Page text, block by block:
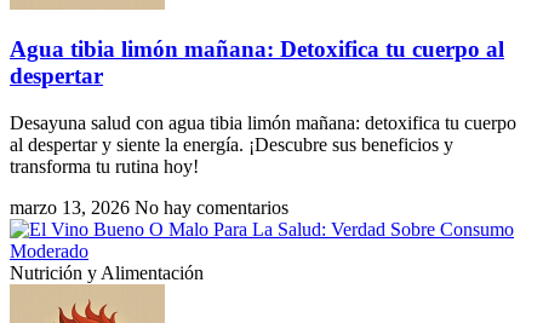
Agua tibia limón mañana: Detoxifica tu cuerpo al
despertar
Desayuna salud con agua tibia limón mañana: detoxifica tu cuerpo
al despertar y siente la energía. ¡Descubre sus beneficios y
transforma tu rutina hoy!
marzo 13, 2026 No hay comentarios
Nutrición y Alimentación